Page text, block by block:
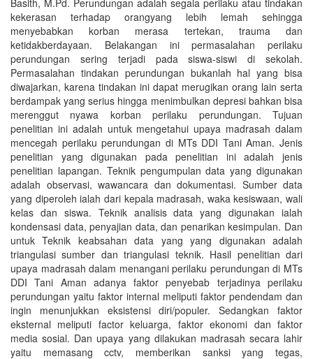
Basith, M.Pd. Perundungan adalah segala perilaku atau tindakan
kekerasan terhadap orangyang lebih lemah sehingga
menyebabkan korban merasa tertekan, trauma dan
ketidakberdayaan. Belakangan ini permasalahan perilaku
perundungan sering terjadi pada siswa-siswi di sekolah.
Permasalahan tindakan perundungan bukanlah hal yang bisa
diwajarkan, karena tindakan ini dapat merugikan orang lain serta
berdampak yang serius hingga menimbulkan depresi bahkan bisa
merenggut nyawa korban perilaku perundungan. Tujuan
penelitian ini adalah untuk mengetahui upaya madrasah dalam
mencegah perilaku perundungan di MTs DDI Tani Aman. Jenis
penelitian yang digunakan pada penelitian ini adalah jenis
penelitian lapangan. Teknik pengumpulan data yang digunakan
adalah observasi, wawancara dan dokumentasi. Sumber data
yang diperoleh ialah dari kepala madrasah, waka kesiswaan, wali
kelas dan siswa. Teknik analisis data yang digunakan ialah
kondensasi data, penyajian data, dan penarikan kesimpulan. Dan
untuk Teknik keabsahan data yang yang digunakan adalah
triangulasi sumber dan triangulasi teknik. Hasil penelitian dari
upaya madrasah dalam menangani perilaku perundungan di MTs
DDI Tani Aman adanya faktor penyebab terjadinya perilaku
perundungan yaitu faktor internal meliputi faktor pendendam dan
ingin menunjukkan eksistensi diri/populer. Sedangkan faktor
eksternal meliputi factor keluarga, faktor ekonomi dan faktor
media sosial. Dan upaya yang dilakukan madrasah secara lahir
yaitu memasang cctv, memberikan sanksi yang tegas,